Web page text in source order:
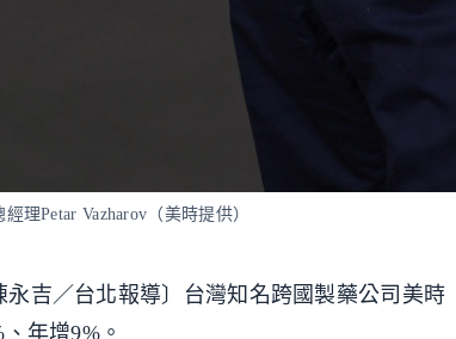
理Petar Vazharov（美時提供）
永吉／台北報導〕台灣知名跨國製藥公司美
年增9%。